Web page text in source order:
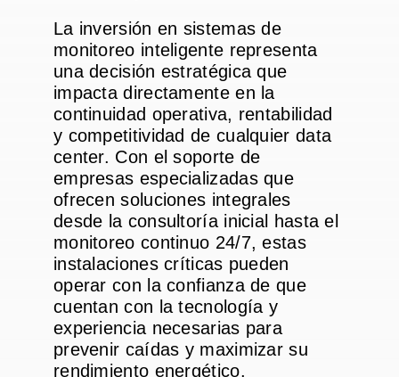
La inversión en sistemas de
monitoreo inteligente representa
una decisión estratégica que
impacta directamente en la
continuidad operativa, rentabilidad
y competitividad de cualquier data
center. Con el soporte de
empresas especializadas que
ofrecen soluciones integrales
desde la consultoría inicial hasta el
monitoreo continuo 24/7, estas
instalaciones críticas pueden
operar con la confianza de que
cuentan con la tecnología y
experiencia necesarias para
prevenir caídas y maximizar su
rendimiento energético.